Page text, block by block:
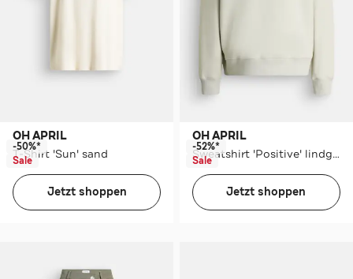
OH APRIL
T-Shirt 'Sun' sand
-50%*
Sale
Jetzt shoppen
OH APRIL
Sweatshirt 'Positive' lindgrün
-52%*
Sale
Jetzt shoppen